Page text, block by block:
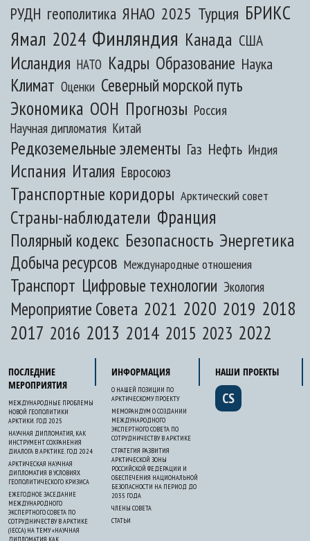
РУДН геополитика ЯНАО 2025 Турция БРИКС
Ямал 2024 Финляндия Канада США
Исландия НАТО Кадры Образование Наука
Климат Оценки Северный морской путь
Экономика ООН Прогнозы Россия
Научная дипломатия Китай
Редкоземельные элементы Газ Нефть Индия
Испания Италия Евросоюз
Транспортные коридоры Арктический совет
Страны-наблюдатели Франция
Полярный кодекс Безопасность Энергетика
Добыча ресурсов Международные отношения
Транспорт Цифровые технологии Экология
Мероприятие Совета 2021 2020 2019 2018
2017 2016 2013 2014 2015 2023 2022
ПОСЛЕДНИЕ
МЕРОПРИЯТИЯ
МЕЖДУНАРОДНЫЕ ПРОБЛЕМЫ
НОВОЙ ГЕОПОЛИТИКИ
АРКТИКИ. ГОД 2025
НАУЧНАЯ ДИПЛОМАТИЯ, КАК
ИНСТРУМЕНТ СОХРАНЕНИЯ
ДИАЛОГА В АРКТИКЕ. ГОД 2024
АРКТИЧЕСКАЯ НАУЧНАЯ
ДИПЛОМАТИЯ В УСЛОВИЯХ
ГЕОПОЛИТИЧЕСКОГО КРИЗИСА
ЕЖЕГОДНОЕ ЗАСЕДАНИЕ
МЕЖДУНАРОДНОГО
ЭКСПЕРТНОГО СОВЕТА ПО
СОТРУДНИЧЕСТВУ В АРКТИКЕ
(IECCA) НА ТЕМУ «НАУЧНАЯ
ИНФОРМАЦИЯ
О НАШЕЙ ПОЗИЦИИ ПО
АРКТИЧЕСКОМУ ПРОЕКТУ
МЕМОРАНДУМ О СОЗДАНИИ
МЕЖДУНАРОДНОГО
ЭКСПЕРТНОГО СОВЕТА ПО
СОТРУДНИЧЕСТВУ В АРКТИКЕ
СТРАТЕГИЯ РАЗВИТИЯ
АРКТИЧЕСКОЙ ЗОНЫ
РОССИЙСКОЙ ФЕДЕРАЦИИ И
ОБЕСПЕЧЕНИЯ НАЦИОНАЛЬНОЙ
БЕЗОПАСНОСТИ НА ПЕРИОД ДО
2035 ГОДА
ЧЛЕНЫ СОВЕТА
СТАТЬИ
НАШИ ПРОЕКТЫ
CS